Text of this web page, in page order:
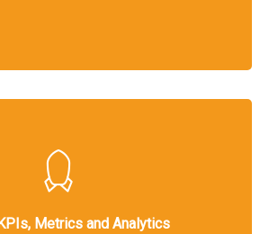
Metrics and Analytics